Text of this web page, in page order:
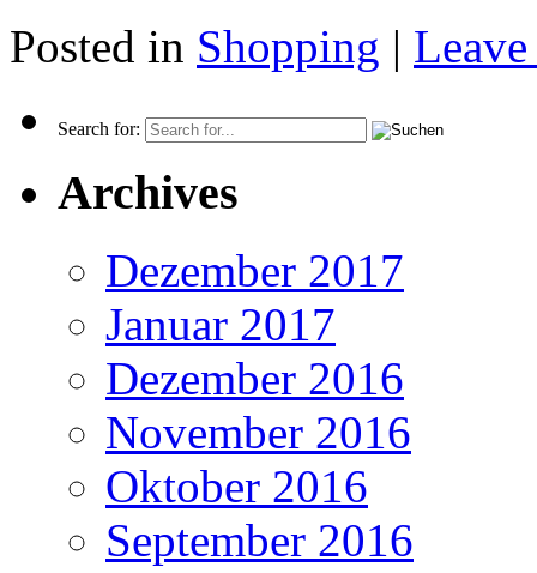
Posted in Shopping |
Search for:
Archives
Dezember 2017
Januar 2017
Dezember 2016
November 2016
Oktober 2016
September 2016